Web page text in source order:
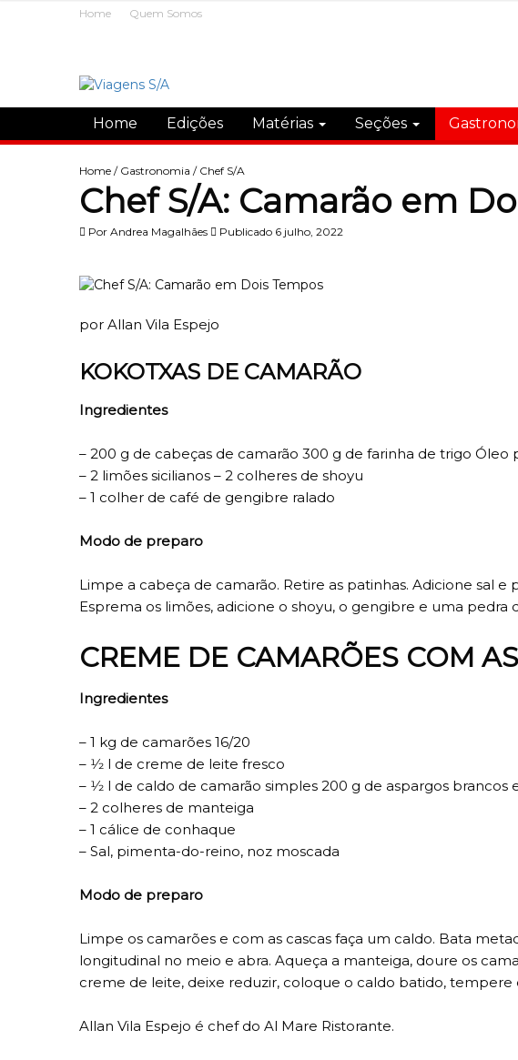
Home Quem Somos
Home Edições Matérias Seções
Home / Gastronomia / Chef S/A
Chef S/A: Camarão em
Por Andrea Magalhães Publicado 6 julho, 2022
por Allan Vila Espejo
KOKOTXAS DE CAMARÃO
Ingredientes
– 200 g de cabeças de camarão 300 g de farinha de trigo Óleo
– 2 limões sicilianos – 2 colheres de shoyu
– 1 colher de café de gengibre ralado
Modo de preparo
Limpe a cabeça de camarão. Retire as patinhas. Adicione sal
Esprema os limões, adicione o shoyu, o gengibre e uma pedra
CREME DE CAMARÕES COM
Ingredientes
– 1 kg de camarões 16/20
– 1⁄2 l de creme de leite fresco
– 1⁄2 l de caldo de camarão simples 200 g de aspargos brancos
– 2 colheres de manteiga
– 1 cálice de conhaque
– Sal, pimenta-do-reino, noz moscada
Modo de preparo
Limpe os camarões e com as cascas faça um caldo. Bata
longitudinal no meio e abra. Aqueça a manteiga, doure os
creme de leite, deixe reduzir, coloque o caldo batido,
Allan Vila Espejo é chef do Al Mare Ristorante.